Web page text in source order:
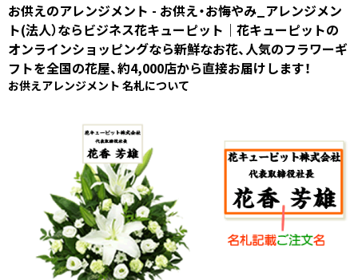
お供えのアレンジメント - お供え・お悔やみ_アレンジメン
ト(法人）ならビジネス花キューピット｜花キューピットの
オンラインショッピングなら新鮮なお花、人気のフラワーギ
フトを全国の花屋、約4,000店から直接お届けします！
お供えアレンジメント 名札について